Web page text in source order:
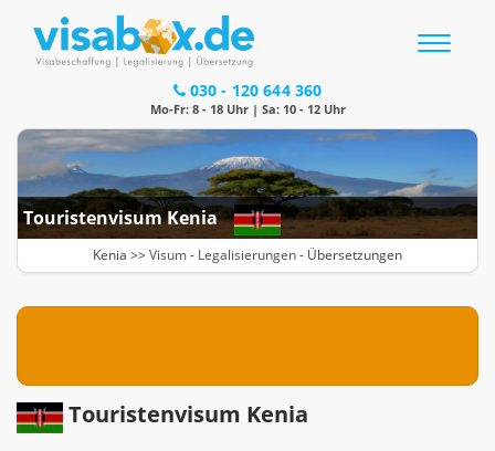
Toggle
030 - 120 644 360
Mo-Fr: 8 - 18 Uhr | Sa: 10 - 12 Uhr
Touristenvisum Kenia
Kenia >> Visum- Legalisierungen- Übersetzungen
Touristenvisum Kenia